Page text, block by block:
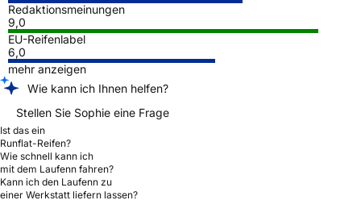
Redaktionsmeinungen
9,0
EU-Reifenlabel
6,0
mehr anzeigen
Wie kann ich Ihnen helfen?
Stellen Sie Sophie eine Frage
Ist das ein
Runflat-Reifen?
Wie schnell kann ich
mit dem Laufenn fahren?
Kann ich den Laufenn zu
einer Werkstatt liefern lassen?